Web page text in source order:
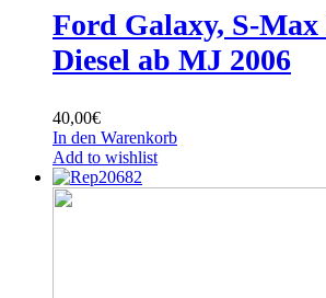
Ford Galaxy, S-Max
Diesel ab MJ 2006
40,00€
In den Warenkorb
Add to wishlist